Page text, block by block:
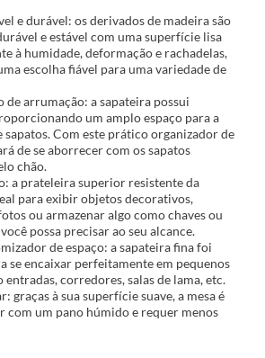
e durável: os derivados de madeira são
e estável com uma superfície lisa
à humidade, deformação e rachadelas,
escolha fiável para uma variedade de
de arrumação: a sapateira possui
um amplo espaço para a
sapatos. Com este prático organizador de
de se aborrecer com os sapatos
chão.
a prateleira superior resistente da
para exibir objetos decorativos,
ou armazenar algo como chaves ou
possa precisar ao seu alcance.
de espaço: a sapateira fina foi
se encaixar perfeitamente em pequenos
entradas, corredores, salas de lama, etc.
graças à sua superfície suave, a mesa é
com um pano húmido e requer menos